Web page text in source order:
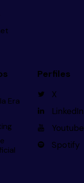
Era
Perfiles
X
LinkedIn
Youtube
Spotify